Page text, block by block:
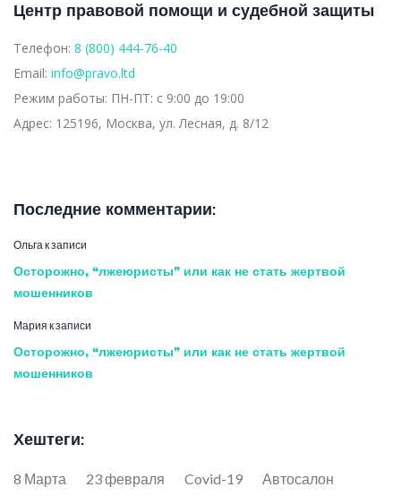
Центр правовой помощи и судебной защиты
Телефон: 8 (800) 444-76-40
Email: info@pravo.ltd
Режим работы: ПН-ПТ: с 9:00 до 19:00
Адрес: 125196, Москва, ул. Лесная, д. 8/12
Последние комментарии:
Ольга к записи
Осторожно, “лжеюристы” или как не стать жертвой
мошенников
Мария к записи
Осторожно, “лжеюристы” или как не стать жертвой
мошенников
Хештеги:
8 Марта 23 февраля Covid-19 Автосалон